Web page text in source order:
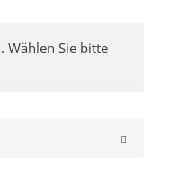
Wählen Sie bitte